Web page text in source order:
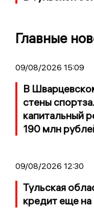
Главные
09/08/2026 15:09
В
стены
капитальный
190 млн
09/08/2026 12:30
Тульская
кредит еще